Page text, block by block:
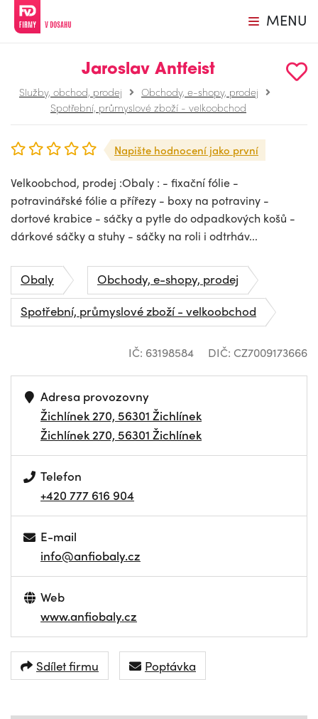
MENU
Jaroslav Antfeist
Služby, obchod, prodej
Obchody, e-shopy, prodej
Spotřební, průmyslové zboží - velkoobchod
Napište hodnocení jako první
Velkoobchod, prodej :Obaly : - fixační fólie -
potravinářské fólie a přířezy - boxy na potraviny -
dortové krabice - sáčky a pytle do odpadkových košů -
dárkové sáčky a stuhy - sáčky na roli i odtrháv...
Obaly
Obchody, e-shopy, prodej
Spotřební, průmyslové zboží - velkoobchod
IČ: 63198584 DIČ: CZ7009173666
Adresa provozovny
Žichlínek 270, 56301 Žichlínek
Žichlínek 270, 56301 Žichlínek
Telefon
+420 777 616 904
E-mail
info@anfiobaly.cz
Web
www.anfiobaly.cz
Sdílet firmu Poptávka